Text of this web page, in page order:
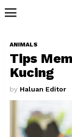
ANIMALS
Tips
Kucing
by Haluan Editor